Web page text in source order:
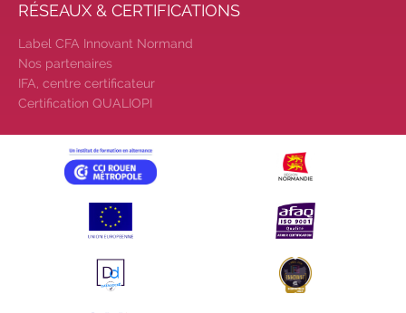
RÉSEAUX & CERTIFICATIONS
Label CFA Innovant Normand
Nos partenaires
IFA, centre certificateur
Certification QUALIOPI